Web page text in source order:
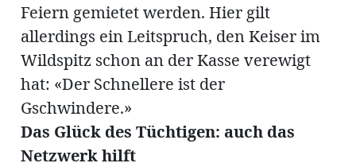
Feiern gemietet werden. Hier gilt
allerdings ein Leitspruch, den Keiser im
Wildspitz schon an der Kasse verewigt
hat: «Der Schnellere ist der
Gschwindere.»
Das Glück des Tüchtigen: auch das
Netzwerk hilft